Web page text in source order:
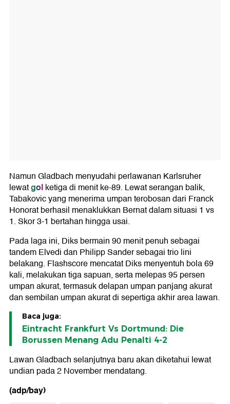
Namun Gladbach menyudahi perlawanan Karlsruher
lewatgolketiga di menit ke-89. Lewat serangan balik,
Tabakovic yang menerima umpan terobosan dari Franck
Honorat berhasil menaklukkan Bernat dalam situasi 1 vs
1. Skor 3-1 bertahan hingga usai.
Pada laga ini, Diks bermain 90 menit penuh sebagai
tandem Elvedi dan Philipp Sander sebagai trio lini
belakang. Flashscore mencatat Diks menyentuh bola 69
kali, melakukan tiga sapuan, serta melepas 95 persen
umpan akurat, termasuk delapan umpan panjang akurat
dan sembilan umpan akurat di sepertiga akhir area lawan.
Baca juga:
Eintracht Frankfurt Vs Dortmund: Die
Borussen Menang Adu Penalti 4-2
Lawan Gladbach selanjutnya baru akan diketahui lewat
undian pada 2 November mendatang.
(adp/bay)